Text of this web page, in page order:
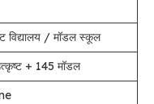
विद्यालय / मॉडल स्कूल
+ 145 मॉडल